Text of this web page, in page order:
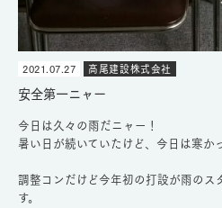
2021.07.27 高尾建設株式会社
安全第一ニャー
今日は久々の雨だニャー！
暑い日が続いていたけど、今日は寒か
調整コンだけど今年初の打設が雨のス
す。